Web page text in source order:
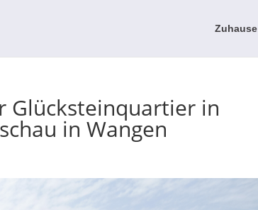
Zuhause
Glücksteinquartier in
in Wangen